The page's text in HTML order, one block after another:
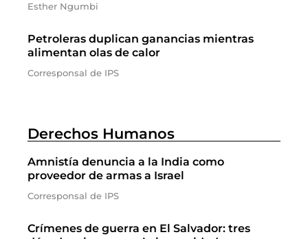
Esther Ngumbi
Petroleras duplican ganancias mientras
alimentan olas de calor
Corresponsal de IPS
Derechos Humanos
Amnistía denuncia a la India como
proveedor de armas a Israel
Corresponsal de IPS
Crímenes de guerra en El Salvador: tres